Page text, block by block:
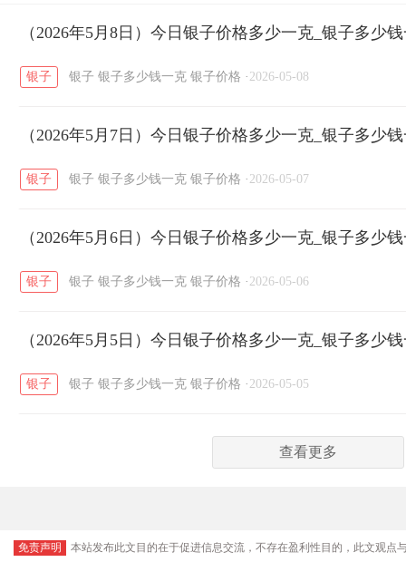
开国纪念币 大清银币 / 长城币 / 老
菜百 周生生 周大生
六福 / 金至尊 / 潮宏基 / 亚一金店
（2026年5月8日）今日银子价格多少一克_银子多少
银子 银子 银子多少钱一克 银子价格 · 2026-05-08
（2026年5月7日）今日银子价格多少一克_银子多少
银子 银子 银子多少钱一克 银子价格 · 2026-05-07
（2026年5月6日）今日银子价格多少一克_银子多少
银子 银子 银子多少钱一克 银子价格 · 2026-05-06
（2026年5月5日）今日银子价格多少一克_银子多少
银子 银子 银子多少钱一克 银子价格 · 2026-05-05
查看更多
免责声明
本站发布此文目的在于促进信息交流，不存在盈利性目的，此文观